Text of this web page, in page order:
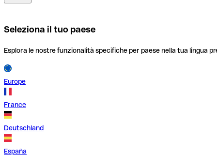
Seleziona il tuo paese
Esplora le nostre funzionalità specifiche per paese nella tua lingua
Europe
France
Deutschland
España